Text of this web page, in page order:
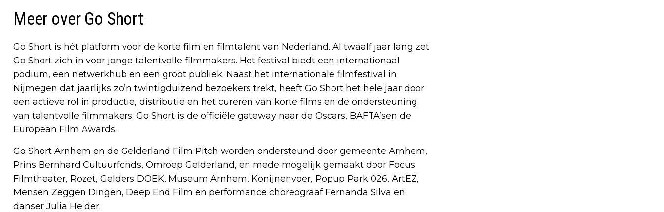
Meer over Go Short
Go Short is hét platform voor de korte film en filmtalent van Nederland. Al twaalf jaar lang zet
Go Short zich in voor jonge talentvolle filmmakers. Het festival biedt een internationaal
podium, een netwerkhub en een groot publiek. Naast het internationale filmfestival in
Nijmegen dat jaarlijks zo’n twintigduizend bezoekers trekt, heeft Go Short het hele jaar door
een actieve rol in productie, distributie en het cureren van korte films en de ondersteuning
van talentvolle filmmakers. Go Short is de officiële gateway naar de Oscars, BAFTA’sen de
European Film Awards.
Go Short Arnhem en de Gelderland Film Pitch worden ondersteund door gemeente Arnhem,
Prins Bernhard Cultuurfonds, Omroep Gelderland, en mede mogelijk gemaakt door Focus
Filmtheater, Rozet, Gelders DOEK, Museum Arnhem, Konijnenvoer, Popup Park 026, ArtEZ,
Mensen Zeggen Dingen, Deep End Film en performance choreograaf Fernanda Silva en
danser Julia Heider.